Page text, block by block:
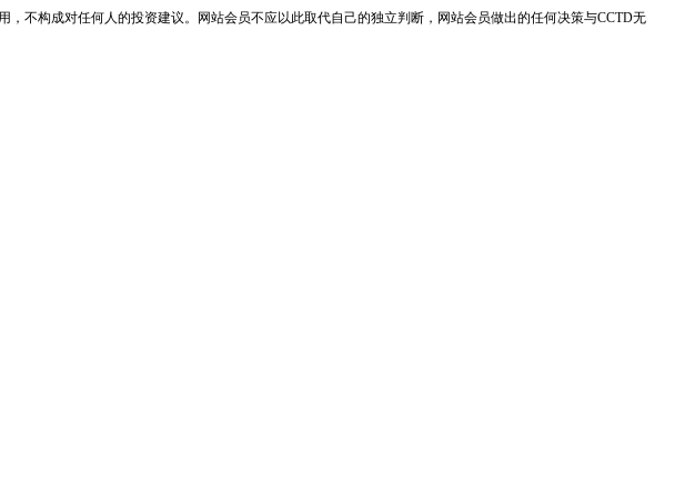
不构成对任何人的投资建议。网站会员不应以此取代自己的独立判断，网站会员做出的任何决策与CCTD无